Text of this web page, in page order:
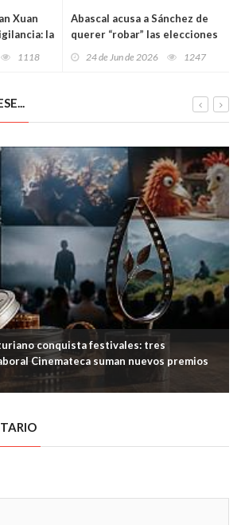
Xuan
la
1118
Abascal acusa a Sánchez de
querer “robar” las elecciones
24 de Jun de 2026 1247
conquista festivales: tres
Cinemateca suman nuevos premios